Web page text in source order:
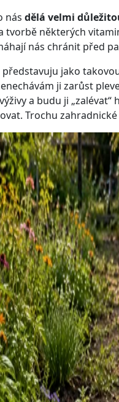
nás dělá velmi
tvorbě některých
nás chránit před
jako
ji zarůst
a budu ji
Trochu